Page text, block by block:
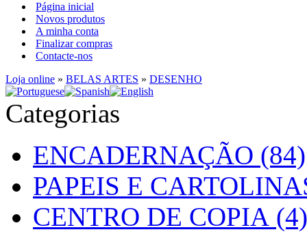
Página inicial
Novos produtos
A minha conta
Finalizar compras
Contacte-nos
Loja online » BELAS ARTES » DESENHO
Categorias
ENCADERNAÇÃO (84)
PAPEIS E
CENTRO DE COPIA (4)